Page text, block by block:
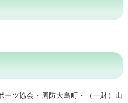
ーツ協会・周防大島町・（一財）山